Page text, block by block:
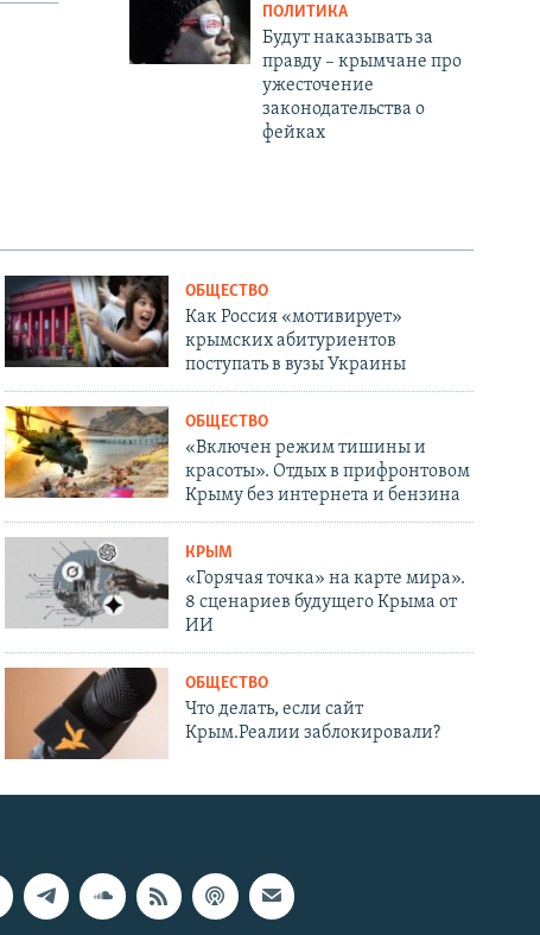
ПОЛИТИКА
Будут наказывать за
правду – крымчане про
ужесточение
законодательства о
фейках
ОБЩЕСТВО
Как Россия «мотивирует»
крымских абитуриентов
поступать в вузы Украины
ОБЩЕСТВО
«Включен режим тишины и
красоты». Отдых в прифронтовом
Крыму без интернета и бензина
КРЫМ
«Горячая точка» на карте мира».
8 сценариев будущего Крыма от
ИИ
ОБЩЕСТВО
Что делать, если сайт
Крым.Реалии заблокировали?